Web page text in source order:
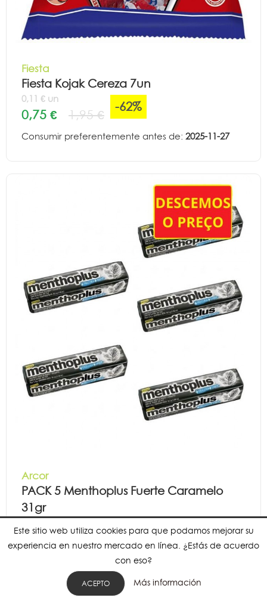
Este sitio web utiliza cookies para que podamos mejorar su
experiencia en nuestro mercado en línea. ¿Estás de acuerdo
con eso?
ACEPTO Más información
Fiesta
Fiesta Kojak Cereza 7un
0,11 € un
0,75 € 1,95 €
-62%
Consumir preferentemente antes de: 2025-11-27
Arcor
PACK 5 Menthoplus Fuerte Caramelo
31gr
0,37 € 3,75 €
-90%
Consumir preferentemente antes de: